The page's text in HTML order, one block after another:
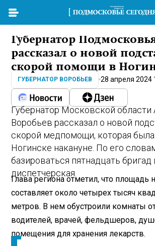
Губернатор
рассказал о новой
скорой помощи в
ГУБЕРНАТОР ВОРОБЬЕВ 28 апреля 2024
Губернатор Московской области
Воробьев рассказал о новой
скорой медпомощи, которая
Ногинске накануне. По его
базироваться пятнадцать бригад
диспетчерская.
Глава региона отметил, что площадь
составляет около четырех тысяч
метров. В нем обустроили комнаты
водителей, врачей, фельдшеров,
помещения для хранения лекарств.